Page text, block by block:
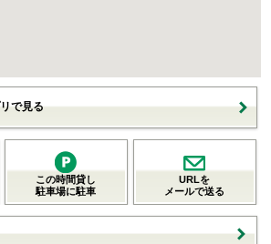
で見る
この時間貸し
駐車場に駐車
URLを
メールで送る